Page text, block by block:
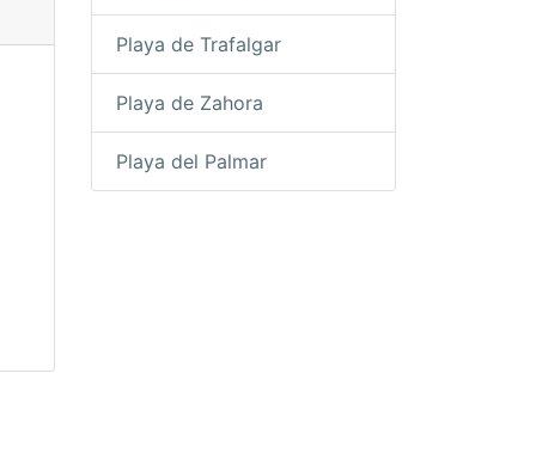
Playa de Trafalgar
Playa de Zahora
Playa del Palmar